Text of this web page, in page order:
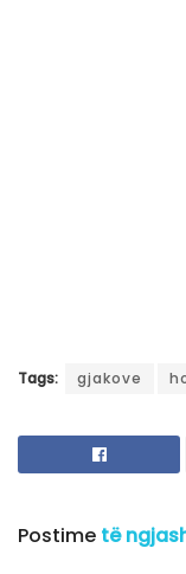
Tags: gjakove
Postime të